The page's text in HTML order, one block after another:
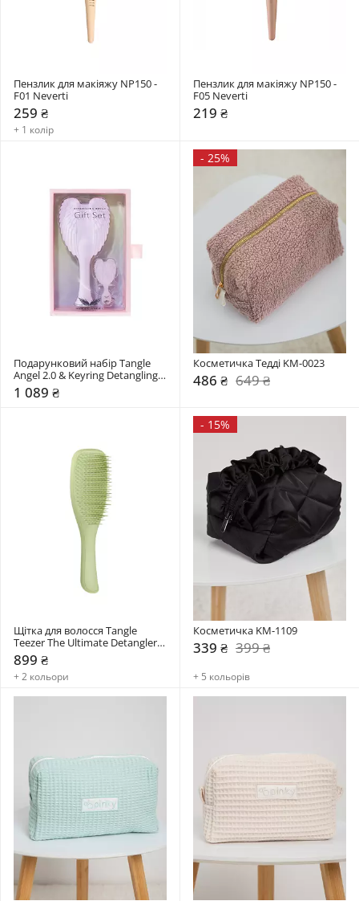
Пензлик для макіяжу NP150 -
F01 Neverti
259 ₴
+ 1 колір
Пензлик для макіяжу NP150 -
F05 Neverti
219 ₴
Подарунковий набір Tangle
Angel 2.0 & Keyring Detangling
Gift Set
1 089 ₴
- 25%
Косметичка Тедді KM-0023
486 ₴ 649 ₴
Щітка для волосся Tangle
Teezer The Ultimate Detangler
Matte
899 ₴
+ 2 кольори
- 15%
Косметичка KM-1109
339 ₴ 399 ₴
+ 5 кольорів